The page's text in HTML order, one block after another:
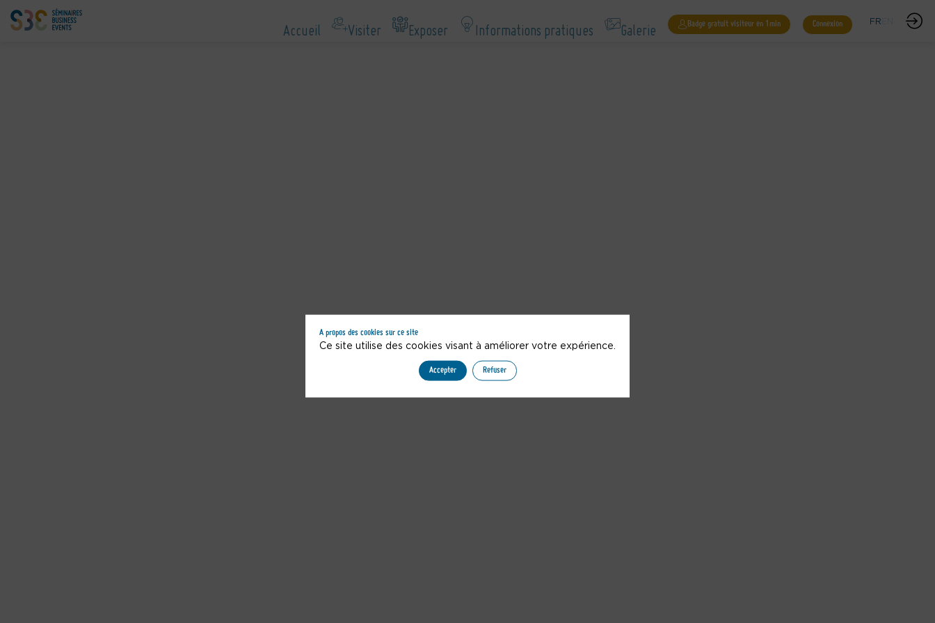
Accueil Visiter Exposer Informations pratiques Galerie Badge gratuit visiteur en 1min Connexion FR
A propos des cookies sur ce site
Ce site utilise des cookies visant à améliorer votre expérience.
Accepter Refuser